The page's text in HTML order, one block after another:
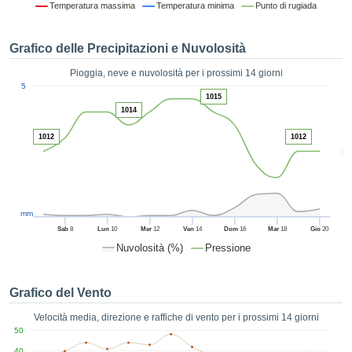
per
senza
clic sul
CONTINUA
Temperatura massima Temperatura minima Punto di rugiada
Grafico delle Precipitazioni e Nuvolosità
Pioggia, neve e nuvolosità per i prossimi 14 giorni
Nuvolosità (%) Pressione
50
Sab8 Lun 10 Mer12 Ven14 Dom16 Mar18 Gio 20
5
mm
1012
1014
1015
1012
Grafico del Vento
Velocità media, direzione e raffiche di vento per i prossimi 14 giorni
50